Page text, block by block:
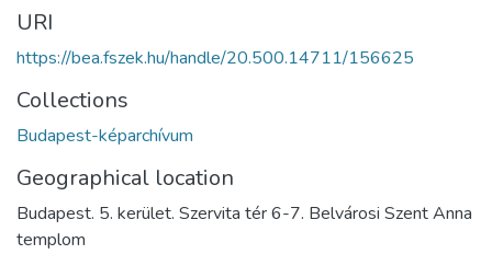
URI
https://bea.fszek.hu/handle/20.500.14711/156625
Collections
Budapest-képarchívum
Geographical location
Budapest. 5. kerület. Szervita tér 6-7. Belvárosi Szent Anna
templom